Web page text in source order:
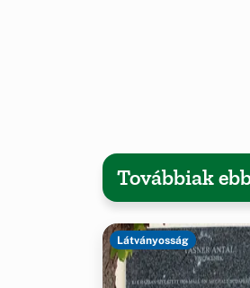
Továbbiak
Látványosság